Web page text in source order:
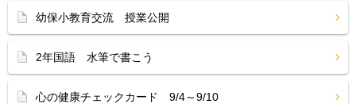
幼保小教育交流 授業公開
2年国語 水筆で書こう
心の健康チェックカード 9/4～9/10